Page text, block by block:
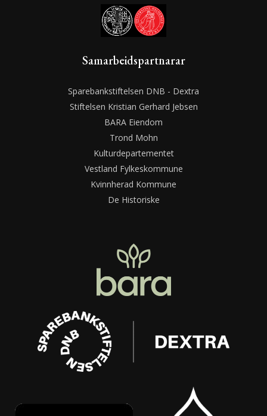
Samarbeidspartnarar
Sparebankstiftelsen DNB - Dextra
Stiftelsen Kristian Gerhard Jebsen
BARA Eiendom
Trond Mohn
Kulturdepartementet
Vestland Fylkeskommune
Kvinnherad Kommune
De Historiske